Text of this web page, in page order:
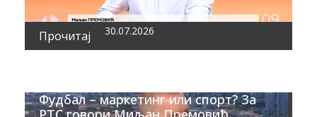
Прочитај 30.07.2026
Фудбал – маркетинг или спорт? За